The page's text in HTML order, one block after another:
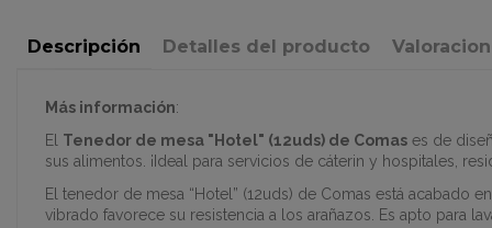
Descripción Detalles del producto
Más información:
El Tenedor de mesa "Hotel" (12uds) de Comas es de
sus alimentos. ¡Ideal para servicios de cáterin y hospitales,
El tenedor de mesa “Hotel” (12uds) de Comas está
vibrado favorece su resistencia a los arañazos. Es apto para